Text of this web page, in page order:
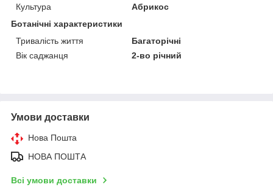
Культура
Абрикос
Ботанічні характеристики
Тривалість життя
Багаторічні
Вік саджанця
2-во річний
Умови доставки
Нова Пошта
НОВА ПОШТА
Всі умови доставки